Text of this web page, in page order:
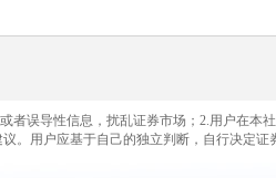
者误导性信息，扰乱证券市场；2.用户在本
。用户应基于自己的独立判断，自行决定证